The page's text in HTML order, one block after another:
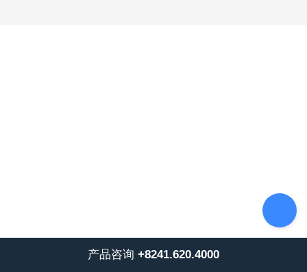
产品咨询 +8241.620.4000